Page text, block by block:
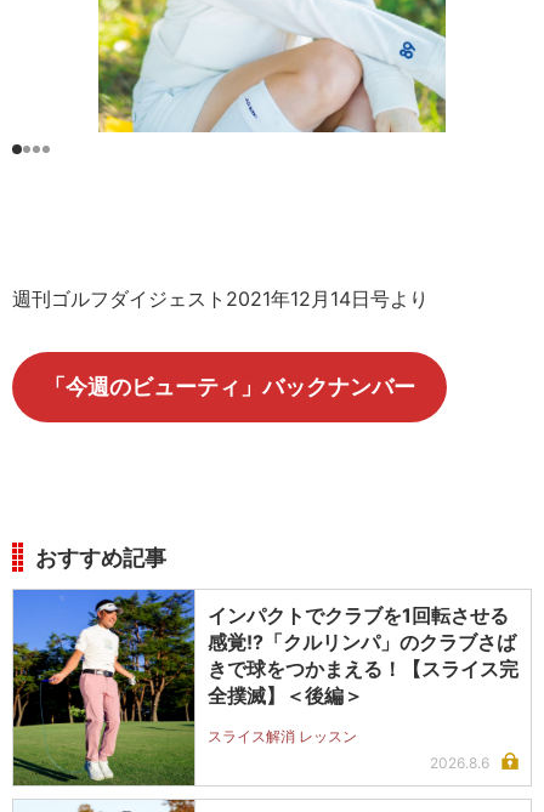
週刊ゴルフダイジェスト2021年12月14日号より
「今週のビューティ」バックナンバー
おすすめ記事
インパクトでクラブを1回転させる
感覚!?「クルリンパ」のクラブさば
きで球をつかまえる！【スライス完
全撲滅】＜後編＞
スライス解消 レッスン
2026.8.6